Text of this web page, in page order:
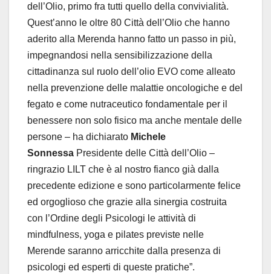
dell’Olio, primo fra tutti quello della convivialità.
Quest’anno le oltre 80 Città dell’Olio che hanno
aderito alla Merenda hanno fatto un passo in più,
impegnandosi nella sensibilizzazione della
cittadinanza sul ruolo dell’olio EVO come alleato
nella prevenzione delle malattie oncologiche e del
fegato e come nutraceutico fondamentale per il
benessere non solo fisico ma anche mentale delle
persone – ha dichiarato Michele
Sonnessa Presidente delle Città dell’Olio –
ringrazio LILT che è al nostro fianco già dalla
precedente edizione e sono particolarmente felice
ed orgoglioso che grazie alla sinergia costruita
con l’Ordine degli Psicologi le attività di
mindfulness, yoga e pilates previste nelle
Merende saranno arricchite dalla presenza di
psicologi ed esperti di queste pratiche”.